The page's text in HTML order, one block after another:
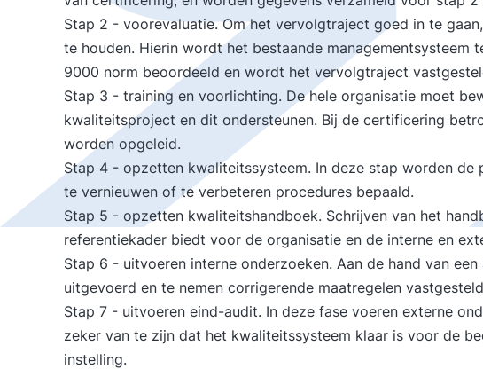
Stap 2 - voorevaluatie. Om het vervolgtraject goed in te
te houden. Hierin wordt het bestaande managementsysteem
9000 norm beoordeeld en wordt het vervolgtraject
Stap 3 - training en voorlichting. De hele organisatie moet
kwaliteitsproject en dit ondersteunen. Bij de certificering
worden opgeleid.
Stap 4 - opzetten kwaliteitssysteem. In deze stap worden de
te vernieuwen of te verbeteren procedures bepaald.
Stap 5 - opzetten kwaliteitshandboek. Schrijven van het
referentiekader biedt voor de organisatie en de interne en
Stap 6 - uitvoeren interne onderzoeken. Aan de hand van
uitgevoerd en te nemen corrigerende maatregelen
Stap 7 - uitvoeren eind-audit. In deze fase voeren externe
zeker van te zijn dat het kwaliteitssysteem klaar is voor de
instelling.